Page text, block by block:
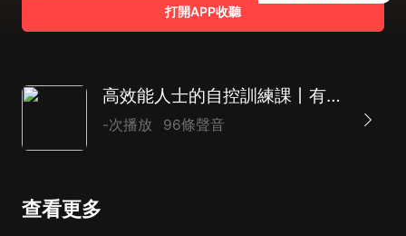
打開APP收聽
高效能人士的自控訓練課丨有自控的人左右生活，缺乏自控的人被生活左右丨靠自律賺來的空間，讓人生張弛有度
-次播放 96條聲音
查看更多